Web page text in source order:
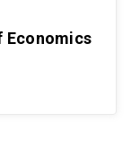
Economics